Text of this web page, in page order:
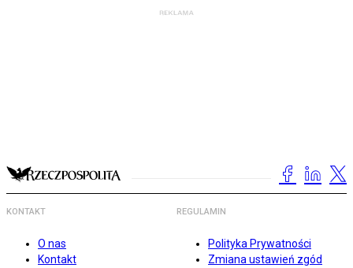
KONTAKT
O nas
Kontakt
REGULAMIN
Polityka Prywatności
Zmiana ustawień zgód